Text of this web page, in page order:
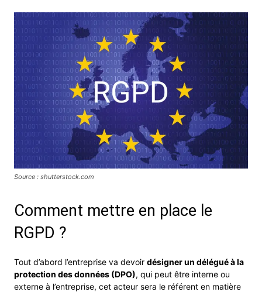
Source : shutterstock.com
Comment mettre en place le
RGPD ?
Tout d’abord l’entreprise va devoir désigner un délégué à la
protection des données (DPO), qui peut être interne ou
externe à l’entreprise, cet acteur sera le référent en matière